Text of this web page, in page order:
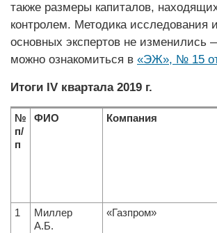
также размеры капиталов,
контролем. Методика исследования
основных экспертов не изменились
можно ознакомиться в «ЭЖ», № 15
Итоги IV квартала 2019 г.
№
п/
п
ФИО Компания
1
Миллер
А.Б.